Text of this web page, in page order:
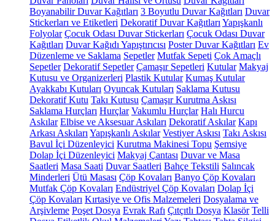
Boyanabilir Duvar Kağıtları 3 Boyutlu Duvar Kağıtları Duvar
Stickerları ve Etiketleri Dekoratif Duvar Kağıtları Yapışkanlı
Folyolar Çocuk Odası Duvar Stickerları Çocuk Odası Duvar
Kağıtları Duvar Kağıdı Yapıştırıcısı Poster Duvar Kağıtları Ev
Düzenleme ve Saklama Sepetler Mutfak Sepeti Çok Amaçlı
Sepetler Dekoratif Sepetler Çamaşır Sepetleri Kutular Makyaj
Kutusu ve Organizerleri Plastik Kutular Kumaş Kutular
Ayakkabı Kutuları Oyuncak Kutuları Saklama Kutusu
Dekoratif Kutu Takı Kutusu Çamaşır Kurutma Askısı
Saklama Hurçları Hurçlar Vakumlu Hurçlar Halı Hurcu
Askılar Elbise ve Aksesuar Askıları Dekoratif Askılar Kapı
Arkası Askıları Yapışkanlı Askılar Vestiyer Askısı Takı Askısı
Bavul İçi Düzenleyici Kurutma Makinesi Topu Şemsiye
Dolap İçi Düzenleyici Makyaj Çantası Duvar ve Masa
Saatleri Masa Saati Duvar Saatleri Bahçe Tekstili Salıncak
Minderleri Ütü Masası Çöp Kovaları Banyo Çöp Kovaları
Mutfak Çöp Kovaları Endüstriyel Çöp Kovaları Dolap İçi
Çöp Kovaları Kırtasiye ve Ofis Malzemeleri Dosyalama ve
Arşivleme Poşet Dosya Evrak Rafı Çıtçıtlı Dosya Klasör Telli